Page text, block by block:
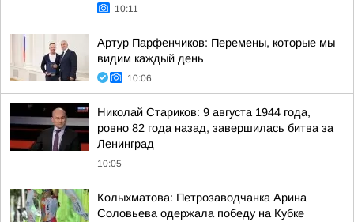
10:11
Артур Парфенчиков: Перемены, которые мы
видим каждый день
10:06
Николай Стариков: 9 августа 1944 года,
ровно 82 года назад, завершилась битва за
Ленинград
10:05
Колыхматова: Петрозаводчанка Арина
Соловьева одержала победу на Кубке